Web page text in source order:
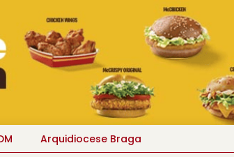
Arquidiocese Braga